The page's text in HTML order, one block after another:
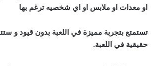
او معدات او ملابس او اي شخصيه ترغم بها
تستمتع بتجربة مميزة في اللعبة بدون قيود و
حقيقية في اللعبة.